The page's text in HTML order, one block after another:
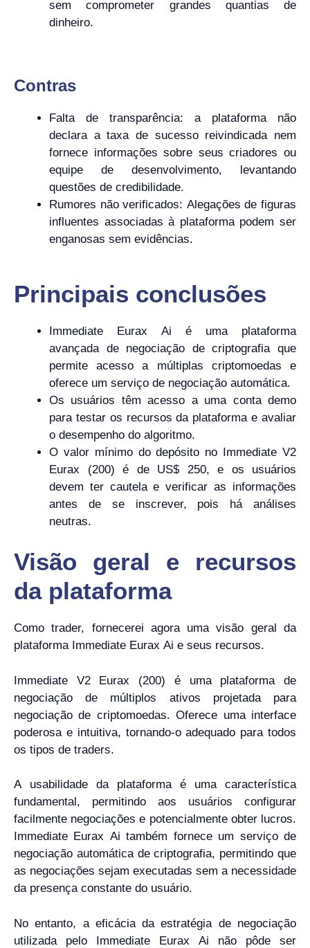
sem comprometer grandes quantias de
dinheiro.
Contras
Falta de transparência: a plataforma não
declara a taxa de sucesso reivindicada nem
fornece informações sobre seus criadores ou
equipe de desenvolvimento, levantando
questões de credibilidade.
Rumores não verificados: Alegações de figuras
influentes associadas à plataforma podem ser
enganosas sem evidências.
Principais conclusões
Immediate Eurax Ai é uma plataforma
avançada de negociação de criptografia que
permite acesso a múltiplas criptomoedas e
oferece um serviço de negociação automática.
Os usuários têm acesso a uma conta demo
para testar os recursos da plataforma e avaliar
o desempenho do algoritmo.
O valor mínimo do depósito no Immediate V2
Eurax (200) é de US$ 250, e os usuários
devem ter cautela e verificar as informações
antes de se inscrever, pois há análises
neutras.
Visão geral e recursos
da plataforma
Como trader, fornecerei agora uma visão geral da
plataforma Immediate Eurax Ai e seus recursos.
Immediate V2 Eurax (200) é uma plataforma de
negociação de múltiplos ativos projetada para
negociação de criptomoedas. Oferece uma interface
poderosa e intuitiva, tornando-o adequado para todos
os tipos de traders.
A usabilidade da plataforma é uma característica
fundamental, permitindo aos usuários configurar
facilmente negociações e potencialmente obter lucros.
Immediate Eurax Ai também fornece um serviço de
negociação automática de criptografia, permitindo que
as negociações sejam executadas sem a necessidade
da presença constante do usuário.
No entanto, a eficácia da estratégia de negociação
utilizada pelo Immediate Eurax Ai não pôde ser